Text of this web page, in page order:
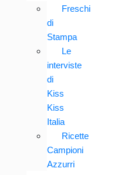
Freschi
di
Stampa
Le
interviste
di
Kiss
Kiss
Italia
Ricette
Campioni
Azzurri